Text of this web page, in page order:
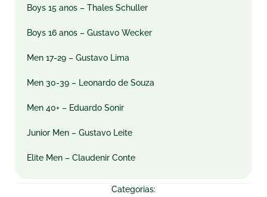
Boys 15 anos – Thales Schuller
Boys 16 anos – Gustavo Wecker
Men 17-29 – Gustavo Lima
Men 30-39 – Leonardo de Souza
Men 40+ – Eduardo Sonir
Junior Men – Gustavo Leite
Elite Men – Claudenir Conte
Categorias: